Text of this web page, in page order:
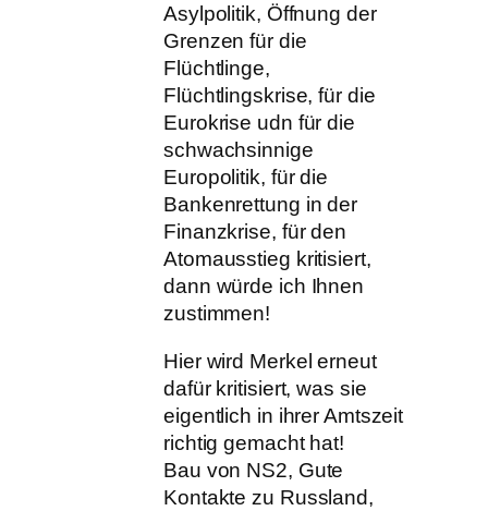
Asylpolitik, Öffnung der
Grenzen für die
Flüchtlinge,
Flüchtlingskrise, für die
Eurokrise udn für die
schwachsinnige
Europolitik, für die
Bankenrettung in der
Finanzkrise, für den
Atomausstieg kritisiert,
dann würde ich Ihnen
zustimmen!
Hier wird Merkel erneut
dafür kritisiert, was sie
eigentlich in ihrer Amtszeit
richtig gemacht hat!
Bau von NS2, Gute
Kontakte zu Russland,